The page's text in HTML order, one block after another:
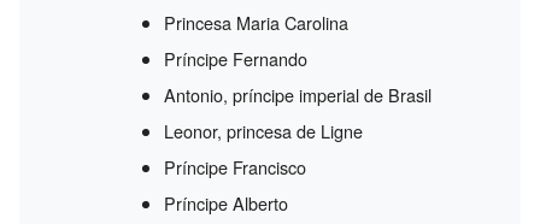
Princesa Maria Carolina
Príncipe Fernando
Antonio, príncipe imperial de Brasil
Leonor, princesa de Ligne
Príncipe Francisco
Príncipe Alberto